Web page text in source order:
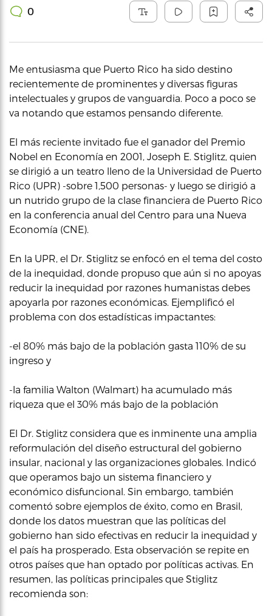
0
Me entusiasma que Puerto Rico ha sido destino
recientemente de prominentes y diversas figuras
intelectuales y grupos de vanguardia. Poco a poco se
va notando que estamos pensando diferente.
El más reciente invitado fue el ganador del Premio
Nobel en Economía en 2001, Joseph E. Stiglitz, quien
se dirigió a un teatro lleno de la Universidad de Puerto
Rico (UPR) -sobre 1,500 personas- y luego se dirigió a
un nutrido grupo de la clase financiera de Puerto Rico
en la conferencia anual del Centro para una Nueva
Economía (CNE).
En la UPR, el Dr. Stiglitz se enfocó en el tema del costo
de la inequidad, donde propuso que aún si no apoyas
reducir la inequidad por razones humanistas debes
apoyarla por razones económicas. Ejemplificó el
problema con dos estadísticas impactantes:
-el 80% más bajo de la población gasta 110% de su
ingreso y
-la familia Walton (Walmart) ha acumulado más
riqueza que el 30% más bajo de la población
El Dr. Stiglitz considera que es inminente una amplia
reformulación del diseño estructural del gobierno
insular, nacional y las organizaciones globales. Indicó
que operamos bajo un sistema financiero y
económico disfuncional. Sin embargo, también
comentó sobre ejemplos de éxito, como en Brasil,
donde los datos muestran que las políticas del
gobierno han sido efectivas en reducir la inequidad y
el país ha prosperado. Esta observación se repite en
otros países que han optado por políticas activas. En
resumen, las políticas principales que Stiglitz
recomienda son: